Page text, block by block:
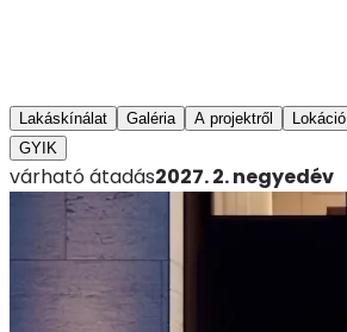
Lakáskínálat Galéria A projektről Lokáció
GYIK
várható átadás2027. 2. negyedév